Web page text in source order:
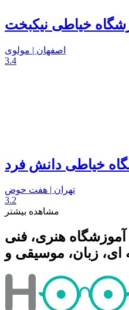
خیاطی نیکبخت
اصفهان | مولوی
3.4
خیاطی دانش فرد
تهران | هفت حوض
3.2
مشاهده بیشتر
آموزشگاه هنری، فنی